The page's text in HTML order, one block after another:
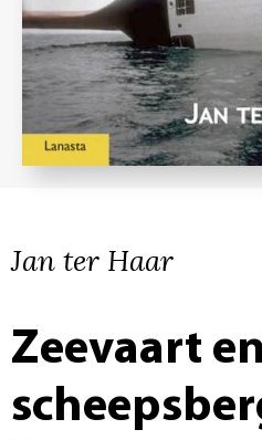
Jan ter Haar
Zeevaart en